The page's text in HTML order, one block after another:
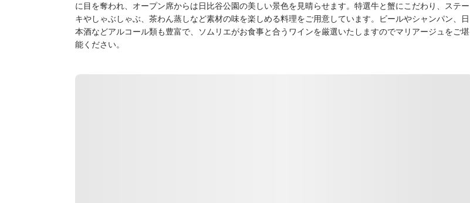
に目を奪われ、オープン席からは日比谷公園の美しい景色を見晴らせます。特選牛と蟹にこだわり、ステー
キやしゃぶしゃぶ、茶わん蒸しなど素材の味を楽しめる料理をご用意しています。ビールやシャンパン、日
本酒などアルコール類も豊富で、ソムリエがお食事と合うワインを厳選いたしますのでマリアージュをご堪
能ください。